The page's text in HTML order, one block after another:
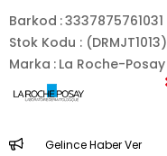
Barkod :3337875761031
Stok Kodu
(DRMJT1013)
Marka : La Roche-Posay
Gelince Haber Ver